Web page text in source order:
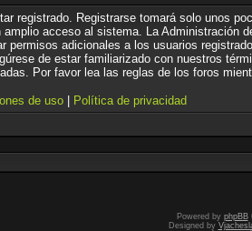
registrado. Registrarse tomará solo unos
acceso al sistema. La Administración
permisos adicionales a los usuarios
de estar familiarizado con nuestros
Por favor lea las reglas de los foros
de uso
Política de privacidad
Powered by phpBB
Designed by